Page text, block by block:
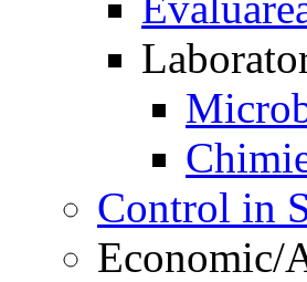
Control in
Economic/